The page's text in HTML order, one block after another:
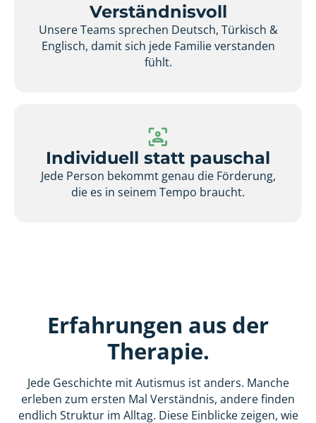
Verständnisvoll
Unsere Teams sprechen Deutsch, Türkisch &
Englisch, damit sich jede Familie verstanden
fühlt.
Individuell statt pauschal
Jede Person bekommt genau die Förderung,
die es in seinem Tempo braucht.
Erfahrungen aus der
Therapie.
Jede Geschichte mit Autismus ist anders. Manche
erleben zum ersten Mal Verständnis, andere finden
endlich Struktur im Alltag. Diese Einblicke zeigen, wie